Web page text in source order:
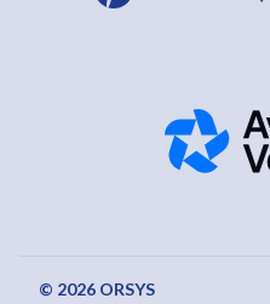
© 2026 ORSYS